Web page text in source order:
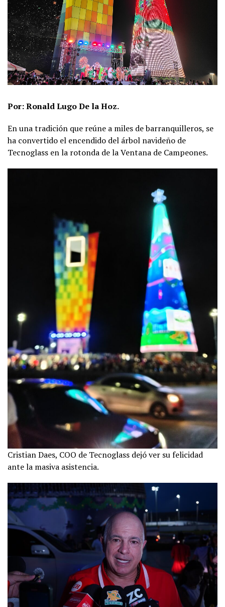
Por: Ronald Lugo De la Hoz.
En una tradición que reúne a miles de barranquilleros, se
ha convertido el encendido del árbol navideño de
Tecnoglass en la rotonda de la Ventana de Campeones.
Cristian Daes, COO de Tecnoglass dejó ver su felicidad
ante la masiva asistencia.